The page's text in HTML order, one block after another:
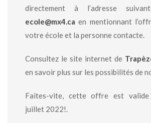
directement à l’adresse
ecole@mx4.ca en mentionnant
votre école et la personne contacte.
Consultez le site internet de
en savoir plus sur les possibilités de
Faites-vite, cette offre est valide
juillet 2022!.